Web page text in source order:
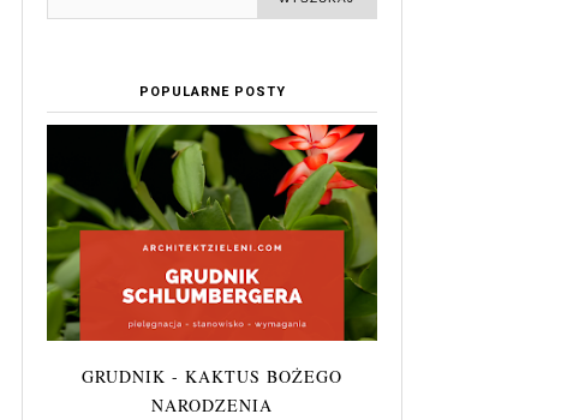
POPULARNE POSTY
GRUDNIK - KAKTUS BOŻEGO
NARODZENIA